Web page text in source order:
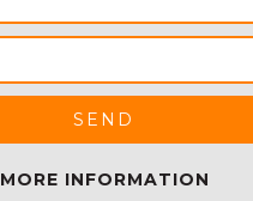
MORE INFORMATION